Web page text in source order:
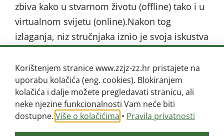
zbiva kako u stvarnom životu (offline) tako i u
virtualnom svijetu (online).Nakon tog
izlaganja, niz stručnjaka iznio je svoja iskustva
žrtvama nasilja. Zajednički zaključak svih
sudionika jest da se protiv nasilja uvijek treba
boriti i uvijek treba reagirati kad opazimo
nešto nepoželjno. Na nasilje ne treba
postojati tolerancija!
Korištenjem stranice www.zzjz-zz.hr pristajete na
uporabu kolačića (eng. cookies). Blokiranjem
kolačića i dalje možete pregledavati stranicu, ali
neke njezine funkcionalnosti Vam neće biti
dostupne. Više o kolačićima • Pravila privatnosti